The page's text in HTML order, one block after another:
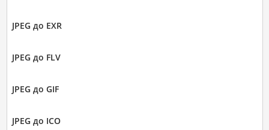
JPEG до EXR
JPEG до FLV
JPEG до GIF
JPEG до ICO